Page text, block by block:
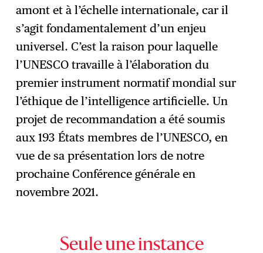
amont et à l’échelle internationale, car il
s’agit fondamentalement d’un enjeu
universel. C’est la raison pour laquelle
l’UNESCO travaille à l’élaboration du
premier instrument normatif mondial sur
l’éthique de l’intelligence artificielle. Un
projet de recommandation a été soumis
aux 193 États membres de l’UNESCO, en
vue de sa présentation lors de notre
prochaine Conférence générale en
novembre 2021.
Seule une instance